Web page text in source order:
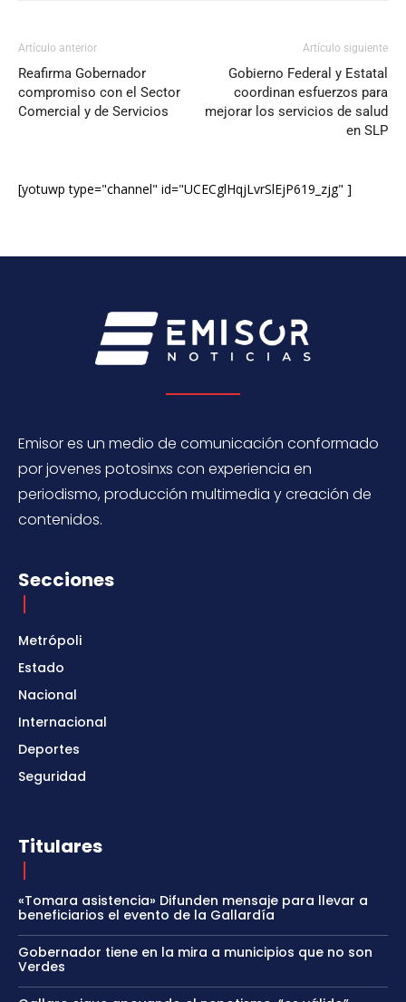
Artículo anterior
Reafirma Gobernador
compromiso con el Sector
Comercial y de Servicios
Artículo siguiente
Gobierno Federal y Estatal
coordinan esfuerzos para
mejorar los servicios de salud
en SLP
[yotuwp type="channel" id="UCECglHqjLvrSlEjP619_zjg" ]
Emisor es un medio de comunicación conformado
por jovenes potosinxs con experiencia en
periodismo, producción multimedia y creación de
contenidos.
Secciones
Metrópoli
Estado
Nacional
Internacional
Deportes
Seguridad
Titulares
«Tomara asistencia» Difunden mensaje para llevar a
beneficiarios el evento de la Gallardía
Gobernador tiene en la mira a municipios que no son
Verdes